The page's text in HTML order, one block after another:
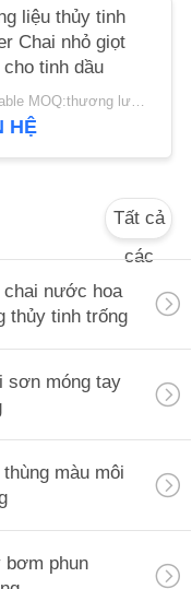
liệu thủy tinh
Chai nhỏ giọt
cho tinh dầu
negotiable MOQ:thương lượng
HỆ
Tất cả
các
chai nước hoa
thủy tinh trống
sơn móng tay
thùng màu môi
bơm phun